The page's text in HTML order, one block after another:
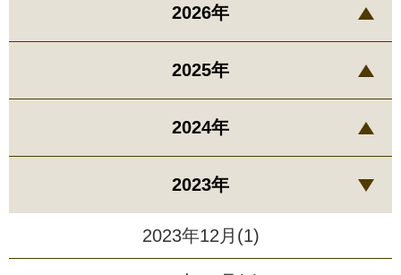
2026年
2025年
2024年
2023年
2023年12月(1)